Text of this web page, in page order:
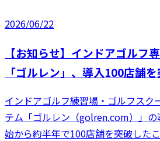
2026/06/22
【お知らせ】インドアゴルフ
「ゴルレン」、導入100店舗を
インドアゴルフ練習場・ゴルフスク
テム「ゴルレン（golren.com）」
始から約半年で100店舗を突破した